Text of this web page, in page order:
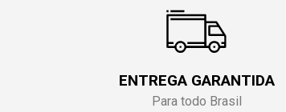
ENTREGA GARANTIDA
Para todo Brasil